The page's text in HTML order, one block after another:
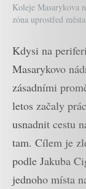
Koleje Masarykova
zóna uprostřed města
Kdysi na
Masarykovo
zásadními
letos začaly
usnadnit cestu
tam. Cílem je
podle Jakuba
jednoho místa